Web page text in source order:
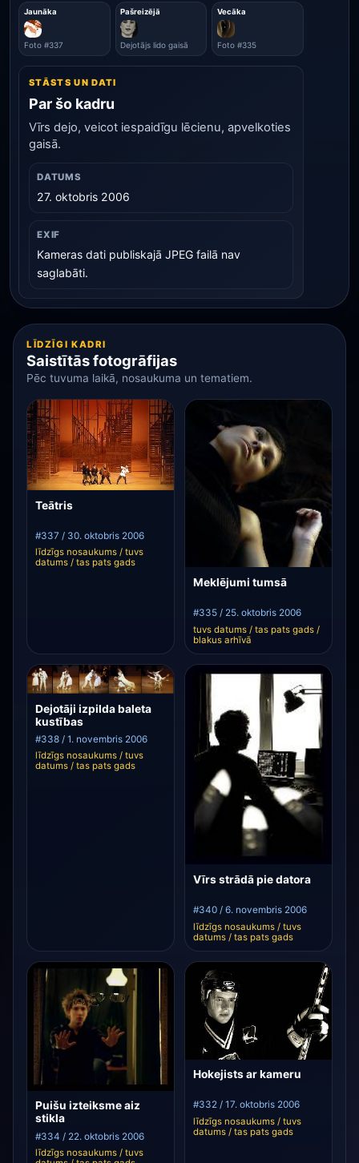
Jaunāka
Foto #337
Pašreizējā
Dejotājs lido gaisā
Vecāka
Foto #335
STĀSTS UN DATI
Par šo kadru
Vīrs dejo, veicot iespaidīgu lēcienu, apvelkoties
gaisā.
DATUMS
27. oktobris 2006
EXIF
Kameras dati publiskajā JPEG failā nav
saglabāti.
LĪDZĪGI KADRI
Saistītās fotogrāfijas
Pēc tuvuma laikā, nosaukuma un tematiem.
Teātris
#337 / 30. oktobris 2006
līdzīgs nosaukums / tuvs
datums / tas pats gads
Meklējumi tumsā
#335 / 25. oktobris 2006
tuvs datums / tas pats gads /
blakus arhīvā
Dejotāji izpilda baleta
kustības
#338 / 1. novembris 2006
līdzīgs nosaukums / tuvs
datums / tas pats gads
Vīrs strādā pie datora
#340 / 6. novembris 2006
līdzīgs nosaukums / tuvs
datums / tas pats gads
Puišu izteiksme aiz
stikla
#334 / 22. oktobris 2006
līdzīgs nosaukums / tuvs
Hokejists ar kameru
#332 / 17. oktobris 2006
līdzīgs nosaukums / tuvs
datums / tas pats gads